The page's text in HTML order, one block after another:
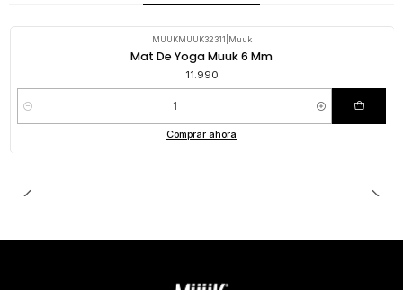
MUUKMUUK32311 Muuk
Mat De Yoga Muuk 6 Mm
11.990
Cantidad
Comprar ahora